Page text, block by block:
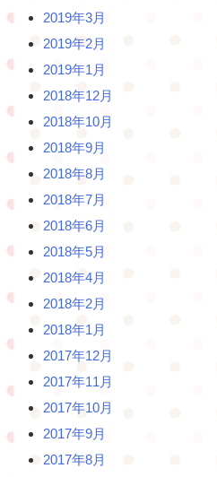
2019年3月
2019年2月
2019年1月
2018年12月
2018年10月
2018年9月
2018年8月
2018年7月
2018年6月
2018年5月
2018年4月
2018年2月
2018年1月
2017年12月
2017年11月
2017年10月
2017年9月
2017年8月